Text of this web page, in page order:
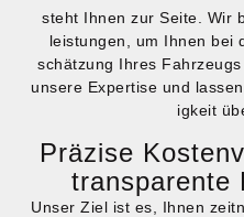
steht Ihnen zur Sei­te. Wir
leis­tun­gen, um Ihnen bei
schät­zung Ihres
unse­re Exper­ti­se und
ig­keit
Prä­zi­se
trans­pa­ren­te
Unser Ziel ist es, Ihnen